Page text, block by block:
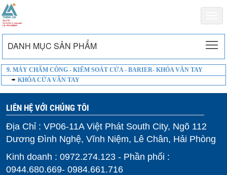
DANH MỤC SẢN PHẨM
9. MÁY CHẤM CÔNG - KIỂM SOÁT CỬA - BARIER- KHÓA VÂN TAY
KHÓA CỬA VÂN TAY
LIÊN HỆ VỚI CHÚNG TÔI
Địa Chỉ : VP06-11A Việt Phát South City, Ngõ 112
Dương Đình Nghệ, Vĩnh Niệm, Lê Chân, Hải Phòng
Kinh doanh : 0972.274.123 - Phần phối :
0944.680.669- 0984.661.716